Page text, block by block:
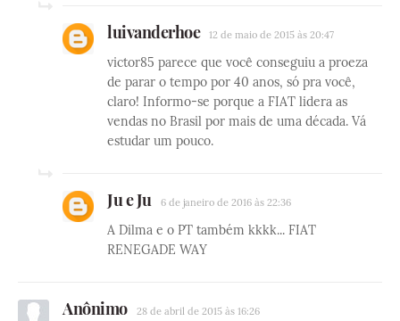
luivanderhoe 12 de maio de 2015 às 20:47
victor85 parece que você conseguiu a proeza
de parar o tempo por 40 anos, só pra você,
claro! Informo-se porque a FIAT lidera as
vendas no Brasil por mais de uma década. Vá
estudar um pouco.
Ju e Ju 6 de janeiro de 2016 às 22:36
A Dilma e o PT também kkkk... FIAT
RENEGADE WAY
Anônimo 28 de abril de 2015 às 16:26